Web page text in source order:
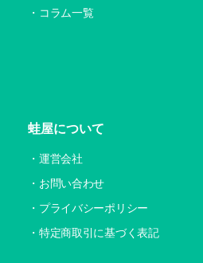
コラム一覧
蛙屋について
運営会社
お問い合わせ
プライバシーポリシー
特定商取引に基づく表記